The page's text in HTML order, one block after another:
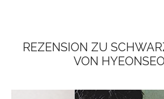
REZENSION ZU
VON